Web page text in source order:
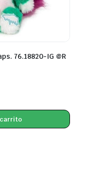
76.18820-IG @R